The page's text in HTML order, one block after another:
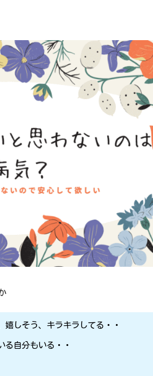
しそう、キラキラしてる・・
る自分もいる・・